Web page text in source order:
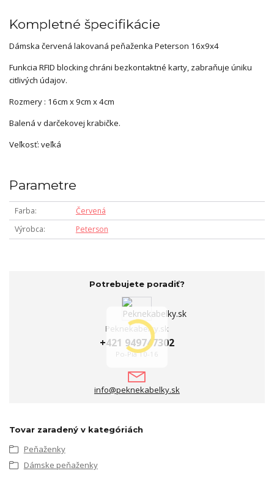
Kompletné špecifikácie
Dámska červená lakovaná peňaženka Peterson 16x9x4
Funkcia RFID blocking chráni bezkontaktné karty, zabraňuje úniku
citlivých údajov.
Rozmery : 16cm x 9cm x 4cm
Balená v darčekovej krabičke.
Veľkosť: veľká
Parametre
Farba
Červená
Výrobca
Peterson
Potrebujete poradiť?
Peknekabelky.sk
+421 949747302
Po-Pia 10-16
info@peknekabelky.sk
Tovar zaradený v kategóriách
Peňaženky
Dámske peňaženky